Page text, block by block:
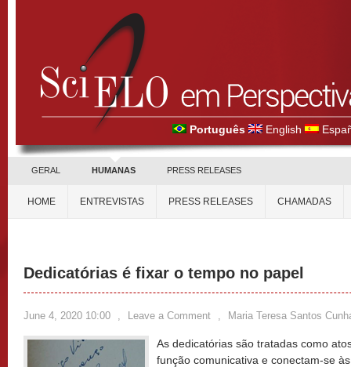
Português English
GERAL HUMANAS PRESS RELEASES
HOME ENTREVISTAS PRESS RELEASES CHAMADAS
Dedicatórias é fixar o tempo no papel
June 4, 2020 10:00 , Leave a Comment , Maria Teresa Santos
As dedicatórias são tratadas como
função comunicativa e conectam-se